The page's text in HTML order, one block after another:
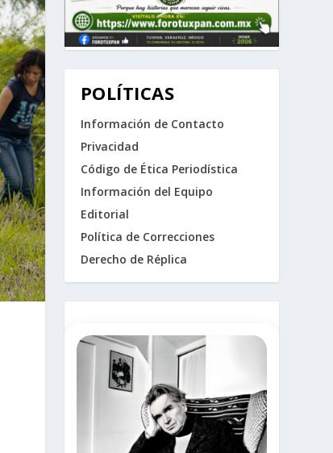
POLÍTICAS
Información de Contacto
Privacidad
Código de Ética Periodística
Información del Equipo
Editorial
Política de Correcciones
Derecho de Réplica